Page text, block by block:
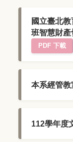
法規相關
國立臺北
班智慧財產
PDF 下載
本系經管
112學年度